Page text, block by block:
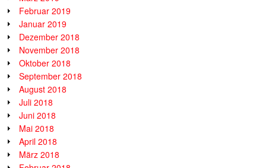
Februar 2019
Januar 2019
Dezember 2018
November 2018
Oktober 2018
September 2018
August 2018
Juli 2018
Juni 2018
Mai 2018
April 2018
März 2018